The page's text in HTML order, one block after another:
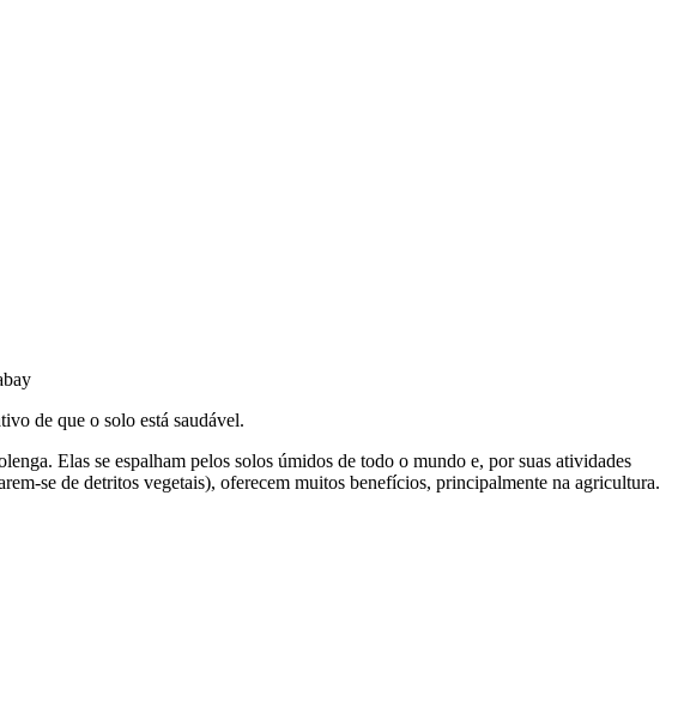
de que o solo está saudável.
Elas se espalham pelos solos úmidos de todo o mundo e, por suas atividades
se de detritos vegetais), oferecem muitos benefícios, principalmente na agricultura.